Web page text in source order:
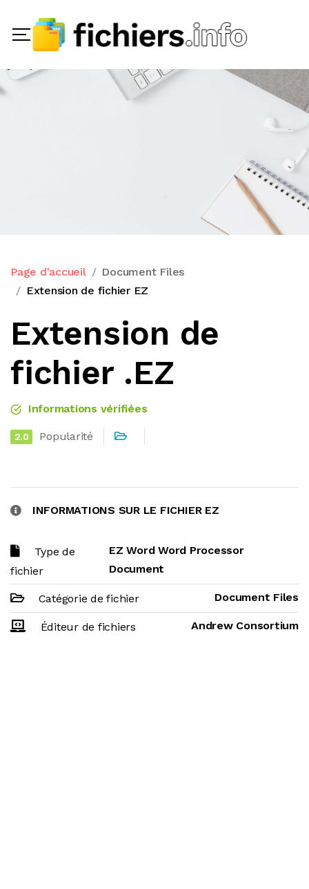
Page d'accueil
Document Files
Extension de fichier EZ
Extension de
fichier .EZ
Informations vérifiées
2.0 Popularité
INFORMATIONS SUR LE FICHIER EZ
Type de
fichier
EZ Word Word Processor
Document
Catégorie de fichier Document Files
Éditeur de fichiers Andrew Consortium